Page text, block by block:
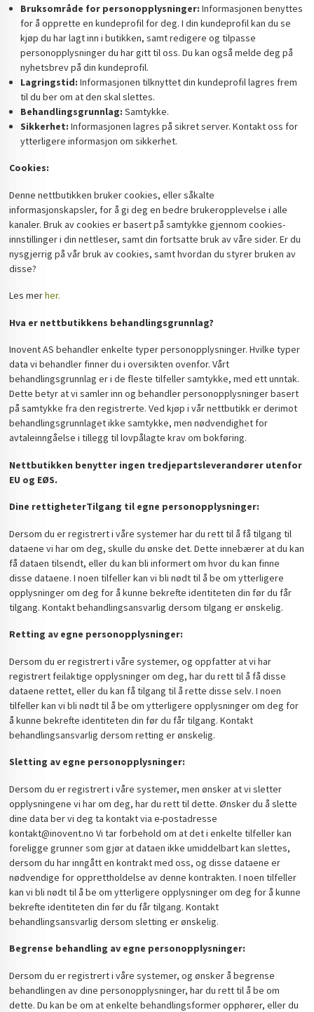
Bruksområde for personopplysninger: Informasjonen benyttes
for å opprette en kundeprofil for deg. I din kundeprofil kan du se
kjøp du har lagt inn i butikken, samt redigere og tilpasse
personopplysninger du har gitt til oss. Du kan også melde deg på
nyhetsbrev på din kundeprofil.
Lagringstid: Informasjonen tilknyttet din kundeprofil lagres frem
til du ber om at den skal slettes.
Behandlingsgrunnlag: Samtykke.
Sikkerhet: Informasjonen lagres på sikret server. Kontakt oss for
ytterligere informasjon om sikkerhet.
Cookies:
Denne nettbutikken bruker cookies, eller såkalte
informasjonskapsler, for å gi deg en bedre brukeropplevelse i alle
kanaler. Bruk av cookies er basert på samtykke gjennom cookies-
innstillinger i din nettleser, samt din fortsatte bruk av våre sider. Er du
nysgjerrig på vår bruk av cookies, samt hvordan du styrer bruken av
disse?
Les merher.
Hva er nettbutikkens behandlingsgrunnlag?
Inovent AS behandler enkelte typer personopplysninger. Hvilke typer
data vi behandler finner du i oversikten ovenfor. Vårt
behandlingsgrunnlag er i de fleste tilfeller samtykke, med ett unntak.
Dette betyr at vi samler inn og behandler personopplysninger basert
på samtykke fra den registrerte. Ved kjøp i vår nettbutikk er derimot
behandlingsgrunnlaget ikke samtykke, men nødvendighet for
avtaleinngåelse i tillegg til lovpålagte krav om bokføring.
Nettbutikken benytter ingen tredjepartsleverandører utenfor
EU og EØS.
Dine rettigheterTilgang til egne personopplysninger:
Dersom du er registrert i våre systemer har du rett til å få tilgang til
dataene vi har om deg, skulle du ønske det. Dette innebærer at du kan
få dataen tilsendt, eller du kan bli informert om hvor du kan finne
disse dataene. I noen tilfeller kan vi bli nødt til å be om ytterligere
opplysninger om deg for å kunne bekrefte identiteten din før du får
tilgang. Kontakt behandlingsansvarlig dersom tilgang er ønskelig.
Retting av egne personopplysninger:
Dersom du er registrert i våre systemer, og oppfatter at vi har
registrert feilaktige opplysninger om deg, har du rett til å få disse
dataene rettet, eller du kan få tilgang til å rette disse selv. I noen
tilfeller kan vi bli nødt til å be om ytterligere opplysninger om deg for
å kunne bekrefte identiteten din før du får tilgang. Kontakt
behandlingsansvarlig dersom retting er ønskelig.
Sletting av egne personopplysninger:
Dersom du er registrert i våre systemer, men ønsker at vi sletter
opplysningene vi har om deg, har du rett til dette. Ønsker du å slette
dine data ber vi deg ta kontakt via e-postadresse
kontakt@inovent.no Vi tar forbehold om at det i enkelte tilfeller kan
foreligge grunner som gjør at dataen ikke umiddelbart kan slettes,
dersom du har inngått en kontrakt med oss, og disse dataene er
nødvendige for opprettholdelse av denne kontrakten. I noen tilfeller
kan vi bli nødt til å be om ytterligere opplysninger om deg for å kunne
bekrefte identiteten din før du får tilgang. Kontakt
behandlingsansvarlig dersom sletting er ønskelig.
Begrense behandling av egne personopplysninger:
Dersom du er registrert i våre systemer, og ønsker å begrense
behandlingen av dine personopplysninger, har du rett til å be om
dette. Du kan be om at enkelte behandlingsformer opphører, eller du